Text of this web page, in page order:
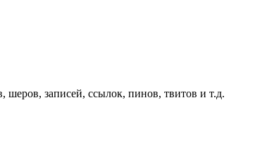
шеров, записей, ссылок, пинов, твитов и т.д.